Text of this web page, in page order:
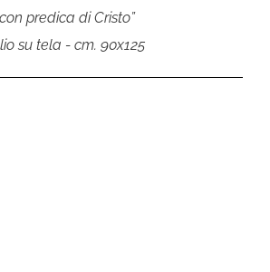
con predica di Cristo”
su tela - cm. 90x125